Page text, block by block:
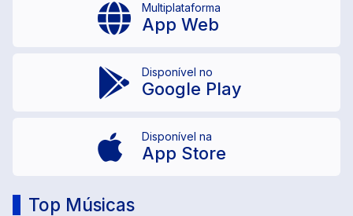
Multiplataforma
App Web
Disponível no
Google Play
Disponível na
App Store
Top Músicas